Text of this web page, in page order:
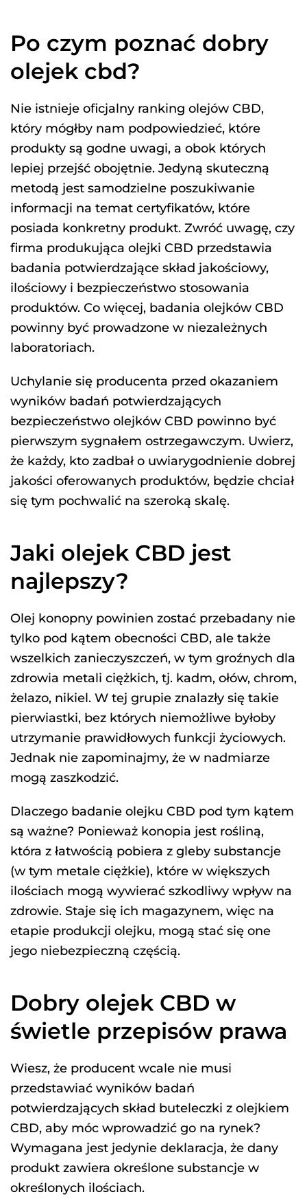
Po czym poznać dobry
olejek cbd?
Nie istnieje oficjalny ranking olejów CBD,
który mógłby nam podpowiedzieć, które
produkty są godne uwagi, a obok których
lepiej przejść obojętnie. Jedyną skuteczną
metodą jest samodzielne poszukiwanie
informacji na temat certyfikatów, które
posiada konkretny produkt. Zwróć uwagę, czy
firma produkująca olejki CBD przedstawia
badania potwierdzające skład jakościowy,
ilościowy i bezpieczeństwo stosowania
produktów. Co więcej, badania olejków CBD
powinny być prowadzone w niezależnych
laboratoriach.
Uchylanie się producenta przed okazaniem
wyników badań potwierdzających
bezpieczeństwo olejków CBD powinno być
pierwszym sygnałem ostrzegawczym. Uwierz,
że każdy, kto zadbał o uwiarygodnienie dobrej
jakości oferowanych produktów, będzie chciał
się tym pochwalić na szeroką skalę.
Jaki olejek CBD jest
najlepszy?
Olej konopny powinien zostać przebadany nie
tylko pod kątem obecności CBD, ale także
wszelkich zanieczyszczeń, w tym groźnych dla
zdrowia metali ciężkich, tj. kadm, ołów, chrom,
żelazo, nikiel. W tej grupie znalazły się takie
pierwiastki, bez których niemożliwe byłoby
utrzymanie prawidłowych funkcji życiowych.
Jednak nie zapominajmy, że w nadmiarze
mogą zaszkodzić.
Dlaczego badanie olejku CBD pod tym kątem
są ważne? Ponieważ konopia jest rośliną,
która z łatwością pobiera z gleby substancje
(w tym metale ciężkie), które w większych
ilościach mogą wywierać szkodliwy wpływ na
zdrowie. Staje się ich magazynem, więc na
etapie produkcji olejku, mogą stać się one
jego niebezpieczną częścią.
Dobry olejek CBD w
świetle przepisów prawa
Wiesz, że producent wcale nie musi
przedstawiać wyników badań
potwierdzających skład buteleczki z olejkiem
CBD, aby móc wprowadzić go na rynek?
Wymagana jest jedynie deklaracja, że dany
produkt zawiera określone substancje w
określonych ilościach.